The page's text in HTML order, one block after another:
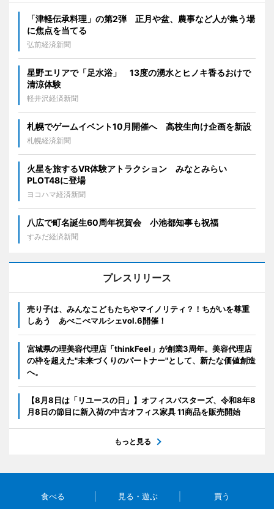
「津軽伝承料理」の第2弾 正月や盆、農事など人が集う場
に焦点を当てる
弘前経済新聞
星野エリアで「足水浴」 13度の湧水とヒノキ香るおけで
清涼体験
軽井沢経済新聞
札幌でゲームイベント10月開催へ 高校生向け企画を新設
札幌経済新聞
火星を旅するVR体験アトラクション みなとみらい
PLOT48に登場
ヨコハマ経済新聞
八広で町名誕生60周年祝賀会 小池都知事も祝福
すみだ経済新聞
プレスリリース
売り子は、みんなこどもたちやマイノリティ？！ちがいを尊重
しあう あべこべマルシェvol.6開催！
宮城県の理美容代理店「thinkFeel」が創業3周年。美容代理店
の枠を超えた"未来づくりのパートナー"として、新たな価値創造
へ。
【8月8日は「リユースの日」】オフィスバスターズ、令和8年8
月8日の節目に新入荷の中古オフィス家具 11商品を販売開始
もっと見る
食べる 見る・遊ぶ 買う